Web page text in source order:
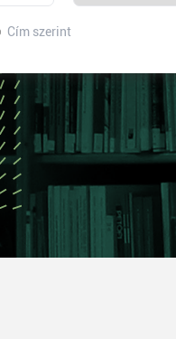
Cím szerint